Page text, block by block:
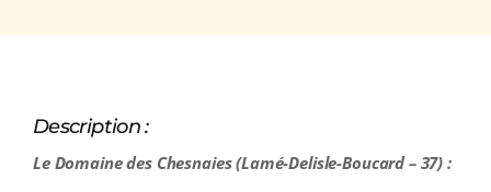
Description :
Le Domaine des Chesnaies (Lamé-Delisle-Boucard – 37) :